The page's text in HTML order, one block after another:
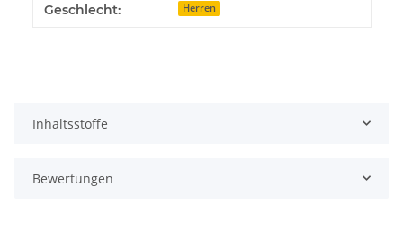
Geschlecht: Herren
Inhaltsstoffe
Bewertungen